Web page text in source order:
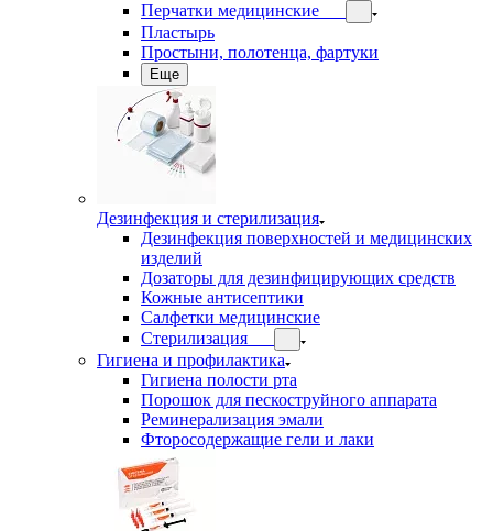
Перчатки медицинские
Пластырь
Простыни, полотенца, фартуки
Еще
Дезинфекция и стерилизация
Дезинфекция поверхностей и медицинских
изделий
Дозаторы для дезинфицирующих средств
Кожные антисептики
Салфетки медицинские
Стерилизация
Гигиена и профилактика
Гигиена полости рта
Порошок для пескоструйного аппарата
Реминерализация эмали
Фторосодержащие гели и лаки